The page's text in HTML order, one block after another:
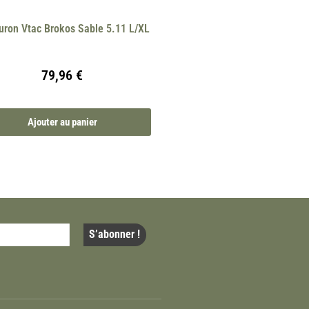
Vtac Brokos Sable 5.11 L/XL
79,96 €
Ajouter au panier